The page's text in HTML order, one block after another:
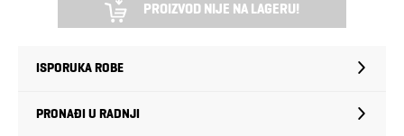
PROIZVOD NIJE NA LAGERU!
ISPORUKA ROBE
PRONAĐI U RADNJI